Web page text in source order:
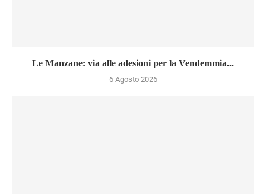
Le Manzane: via alle adesioni per la Vendemmia...
6 Agosto 2026